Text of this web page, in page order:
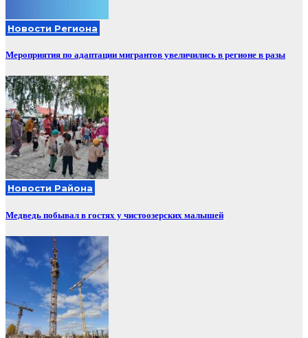
Новости Региона
Мероприятия по адаптации мигрантов увеличились в регионе в разы
Новости Района
Медведь побывал в гостях у чистоозерских малышей